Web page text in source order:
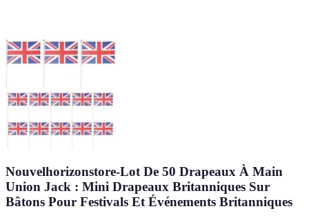
Nouvelhorizonstore-Lot De 50 Drapeaux À Main
Union Jack : Mini Drapeaux Britanniques Sur
Bâtons Pour Festivals Et Événements Britanniques